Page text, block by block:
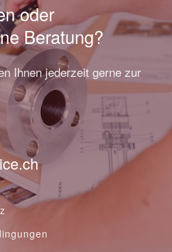
oder
Beratung?
Ihnen jederzeit gerne zur